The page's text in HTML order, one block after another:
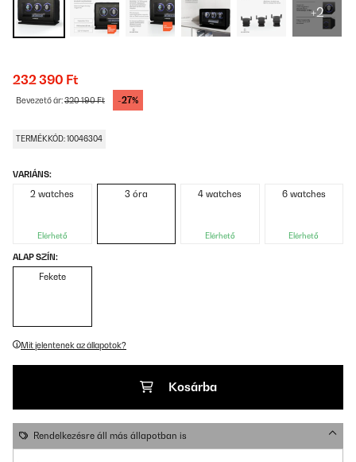
+2
232 390 Ft
Bevezető ár:320 190 Ft -27%
TERMÉKKÓD: 10046304
VARIÁNS:
2 watches
Elérhető
3 óra 4 watches
Elérhető
6 watches
Elérhető
ALAP SZÍN:
Fekete
Mit jelentenek az állapotok?
Kosárba
Rendelkezésre áll más állapotban is